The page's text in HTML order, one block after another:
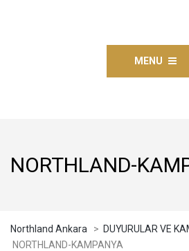
MENU
NORTHLAND-
Northland Ankara > DUYURULAR VE
NORTHLAND-KAMPANYA